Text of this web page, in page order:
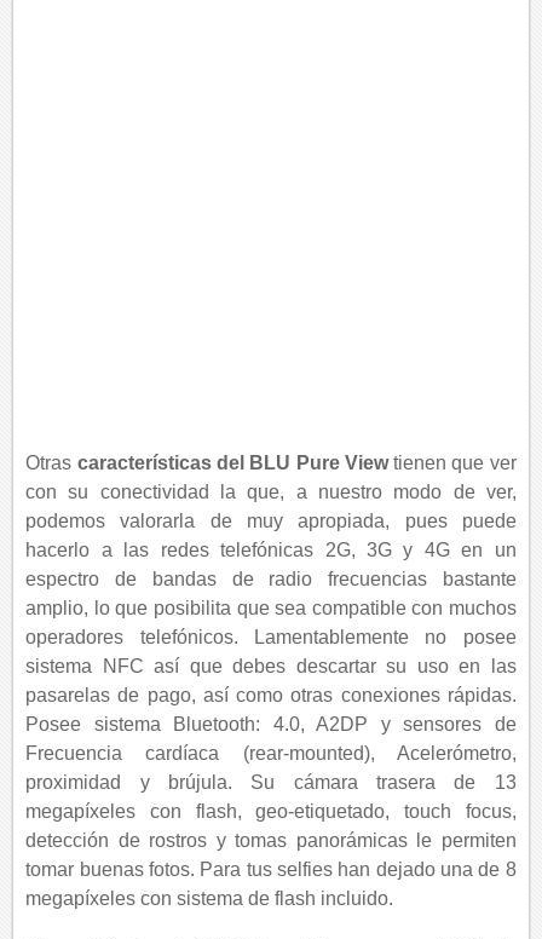
Otras características del BLU Pure Viewtienen que ver
con su conectividad la que, a nuestro modo de ver,
podemos valorarla de muy apropiada, pues puede
hacerlo a las redes telefónicas 2G, 3G y 4G en un
espectro de bandas de radio frecuencias bastante
amplio, lo que posibilita que sea compatible con muchos
operadores telefónicos. Lamentablemente no posee
sistema NFC así que debes descartar su uso en las
pasarelas de pago, así como otras conexiones rápidas.
Posee sistema Bluetooth: 4.0, A2DP y sensores de
Frecuencia cardíaca (rear-mounted), Acelerómetro,
proximidad y brújula. Su cámara trasera de 13
megapíxeles con flash, geo-etiquetado, touch focus,
detección de rostros y tomas panorámicas le permiten
tomar buenas fotos. Para tus selfies han dejado una de 8
megapíxeles con sistema de flash incluido.